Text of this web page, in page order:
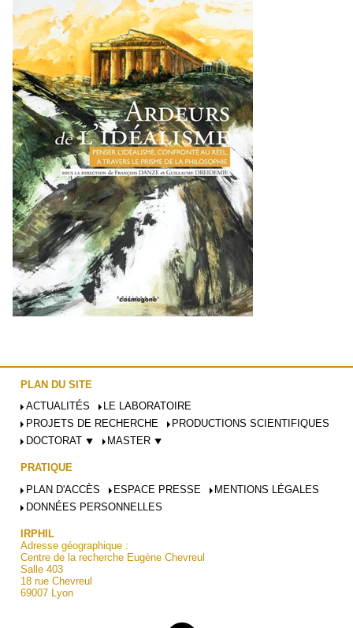
PLAN DU SITE
ACTUALITÉS
LE LABORATOIRE
PROJETS DE RECHERCHE
PRODUCTIONS SCIENTIFIQUES
DOCTORAT ⯆
MASTER ⯆
PRATIQUE
PLAN D'ACCÈS
ESPACE PRESSE
MENTIONS LÉGALES
DONNÉES PERSONNELLES
IRPHIL
Adresse géographique :
Centre de la recherche Eugène Chevreul
Salle 403
18 rue Chevreul
69007 Lyon